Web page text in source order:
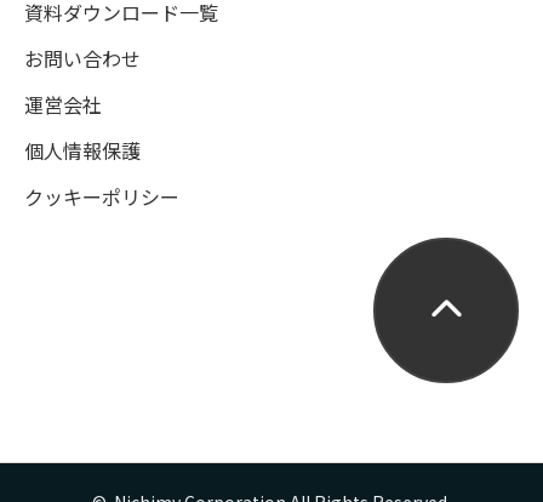
資料ダウンロード一覧
お問い合わせ
運営会社
個人情報保護
クッキーポリシー